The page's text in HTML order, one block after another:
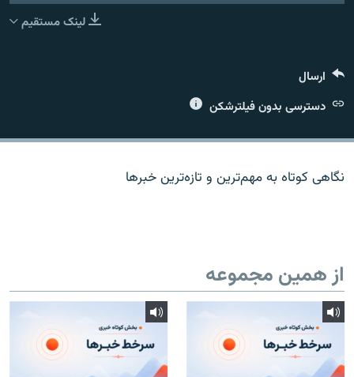
لینک مستقیم
ارسال
دسترسی بدون فیلترشکن
نگاهی کوتاه به مهم‌ترين و تازه‌ترين خبرها
از همین مجموعه